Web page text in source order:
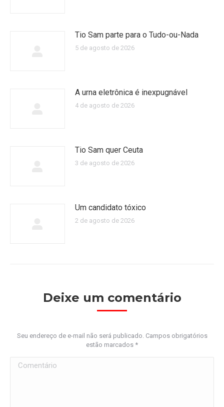
Tio Sam parte para o Tudo-ou-Nada
5 de agosto de 2026
A urna eletrônica é inexpugnável
4 de agosto de 2026
Tio Sam quer Ceuta
3 de agosto de 2026
Um candidato tóxico
2 de agosto de 2026
Deixe um comentário
Seu endereço de e-mail não será publicado. Campos obrigatórios
estão marcados *
Comentário